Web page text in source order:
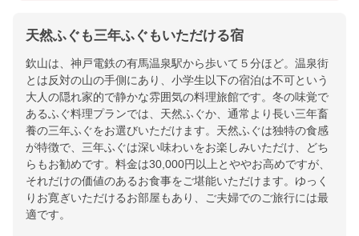
天然ふぐも三年ふぐもいただける宿
欽山は、神戸電鉄の有馬温泉駅から歩いて５分ほど。温泉街
とは反対の山の手側にあり、小学生以下の宿泊は不可という
大人の隠れ家的で静かな雰囲気の料理旅館です。冬の味覚で
あるふぐ料理プランでは、天然ふぐか、通常より長い三年畜
養の三年ふぐをお選びいただけます。天然ふぐは独特の食感
が特徴で、三年ふぐは深い味わいをお楽しみいただけ、どち
らもお勧めです。料金は30,000円以上とややお高めですが、
それだけの価値のあるお食事をご堪能いただけます。ゆっく
りお寛ぎいただけるお部屋もあり、ご夫婦でのご旅行には最
適です。